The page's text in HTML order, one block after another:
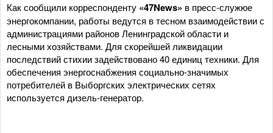
Как сообщили корреспонденту «47News» в пресс-служюе
энергокомпании, работы ведутся в тесном взаимодействии с
администрациями районов Ленинградской области и
лесными хозяйствами. Для скорейшей ликвидации
последствий стихии задействовано 40 единиц техники. Для
обеспечения энергоснабжения социально-значимых
потребителей в Выборгских электрических сетях
используется дизель-генератор.